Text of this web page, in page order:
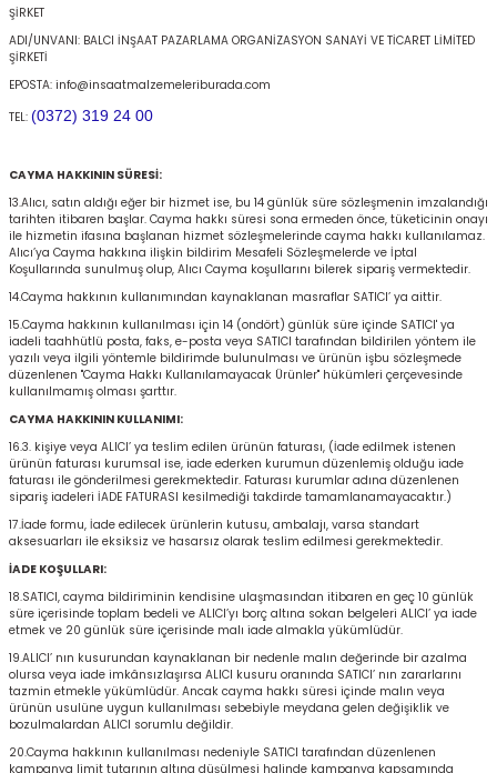
ŞİRKET
ADI/UNVANI: BALCI İNŞAAT PAZARLAMA ORGANİZASYON SANAYİ VE TİCARET LİMİTED
ŞİRKETİ
EPOSTA: info@insaatmalzemeleriburada.com
TEL: (0372) 319 24 00
CAYMA HAKKININ SÜRESİ:
13.Alıcı, satın aldığı eğer bir hizmet ise, bu 14 günlük süre sözleşmenin imzalandığı
tarihten itibaren başlar. Cayma hakkı süresi sona ermeden önce, tüketicinin onayı
ile hizmetin ifasına başlanan hizmet sözleşmelerinde cayma hakkı kullanılamaz.
Alıcı’ya Cayma hakkına ilişkin bildirim Mesafeli Sözleşmelerde ve İptal
Koşullarında sunulmuş olup, Alıcı Cayma koşullarını bilerek sipariş vermektedir.
14.Cayma hakkının kullanımından kaynaklanan masraflar SATICI’ ya aittir.
15.Cayma hakkının kullanılması için 14 (ondört) günlük süre içinde SATICI' ya
iadeli taahhütlü posta, faks, e-posta veya SATICI tarafından bildirilen yöntem ile
yazılı veya ilgili yöntemle bildirimde bulunulması ve ürünün işbu sözleşmede
düzenlenen "Cayma Hakkı Kullanılamayacak Ürünler" hükümleri çerçevesinde
kullanılmamış olması şarttır.
CAYMA HAKKININ KULLANIMI:
16.3. kişiye veya ALICI’ ya teslim edilen ürünün faturası, (İade edilmek istenen
ürünün faturası kurumsal ise, iade ederken kurumun düzenlemiş olduğu iade
faturası ile gönderilmesi gerekmektedir. Faturası kurumlar adına düzenlenen
sipariş iadeleri İADE FATURASI kesilmediği takdirde tamamlanamayacaktır.)
17.İade formu, İade edilecek ürünlerin kutusu, ambalajı, varsa standart
aksesuarları ile eksiksiz ve hasarsız olarak teslim edilmesi gerekmektedir.
İADE KOŞULLARI:
18.SATICI, cayma bildiriminin kendisine ulaşmasından itibaren en geç 10 günlük
süre içerisinde toplam bedeli ve ALICI’yı borç altına sokan belgeleri ALICI’ ya iade
etmek ve 20 günlük süre içerisinde malı iade almakla yükümlüdür.
19.ALICI’ nın kusurundan kaynaklanan bir nedenle malın değerinde bir azalma
olursa veya iade imkânsızlaşırsa ALICI kusuru oranında SATICI’ nın zararlarını
tazmin etmekle yükümlüdür. Ancak cayma hakkı süresi içinde malın veya
ürünün usulüne uygun kullanılması sebebiyle meydana gelen değişiklik ve
bozulmalardan ALICI sorumlu değildir.
20.Cayma hakkının kullanılması nedeniyle SATICI tarafından düzenlenen
kampanya limit tutarının altına düşülmesi halinde kampanya kapsamında